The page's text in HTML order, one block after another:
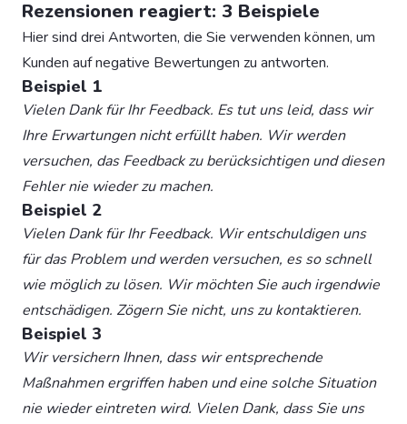
Rezensionen reagiert: 3 Beispiele
Hier sind drei Antworten, die Sie verwenden können, um
Kunden auf negative Bewertungen zu antworten.
Beispiel 1
Vielen Dank für Ihr Feedback. Es tut uns leid, dass wir
Ihre Erwartungen nicht erfüllt haben. Wir werden
versuchen, das Feedback zu berücksichtigen und diesen
Fehler nie wieder zu machen.
Beispiel 2
Vielen Dank für Ihr Feedback. Wir entschuldigen uns
für das Problem und werden versuchen, es so schnell
wie möglich zu lösen. Wir möchten Sie auch irgendwie
entschädigen. Zögern Sie nicht, uns zu kontaktieren.
Beispiel 3
Wir versichern Ihnen, dass wir entsprechende
Maßnahmen ergriffen haben und eine solche Situation
nie wieder eintreten wird. Vielen Dank, dass Sie uns